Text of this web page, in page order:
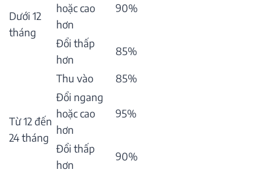
Dưới 12
tháng
hoặc cao
hơn
90%
Đổi thấp
hơn
85%
Từ 12 đến
24 tháng
Thu vào
85%
Đổi ngang
hoặc cao
hơn
95%
Đổi thấp
hơn
90%